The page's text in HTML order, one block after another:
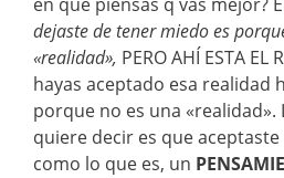
dejaste de tener miedo es
«realidad», PERO AHÍ ESTA EL
hayas aceptado esa realidad
porque no es una
quiere decir es que
como lo que es, un